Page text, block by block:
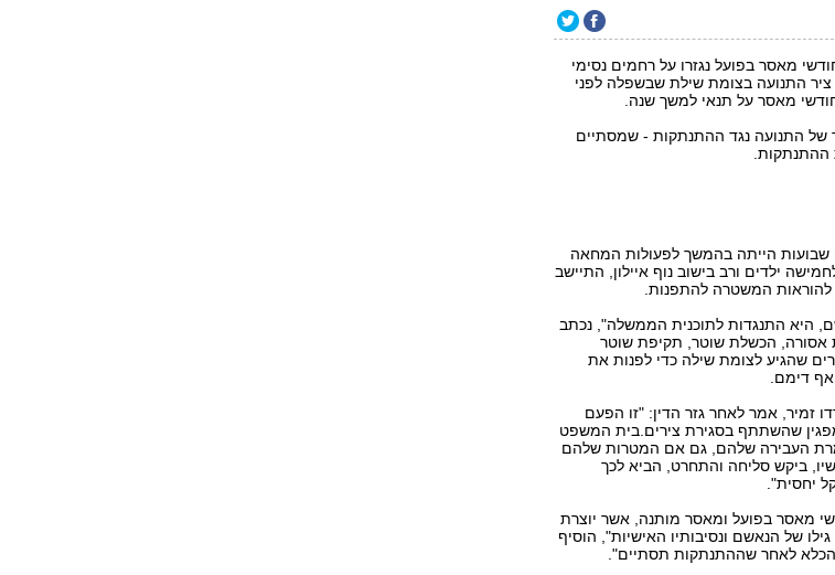
מאסר בפועל נגזרו על רחמים נסימי
ציר התנועה בצומת שילת שבשפלה לפני
חודשי מאסר על תנאי למשך שנה.
של התנועה נגד ההתנתקות - שמסתיים
ההתנתקות.
הייתה בהמשך לפעולות המחאה
ילדים ורב בישוב נוף איילון, התיישב
להוראות המשטרה להתפנות.
היא התנגדות לתוכנית הממשלה", נכתב
אסורה, הכשלת שוטר, תקיפת שוטר
שהגיע לצומת שילה כדי לפנות את
דימם.
זמיר, אמר לאחר גזר הדין: "זו הפעם
שהשתתף בסגירת צירים.בית המשפט
העבירה שלהם, גם אם המטרות שלהם
ביקש סליחה והתחרט, הביא לכך
יחסית".
מאסר בפועל ומאסר מותנה, אשר יוצרת
של הנאשם ונסיבותיו האישיות", הוסיף
לאחר שההתנתקות תסתיים".